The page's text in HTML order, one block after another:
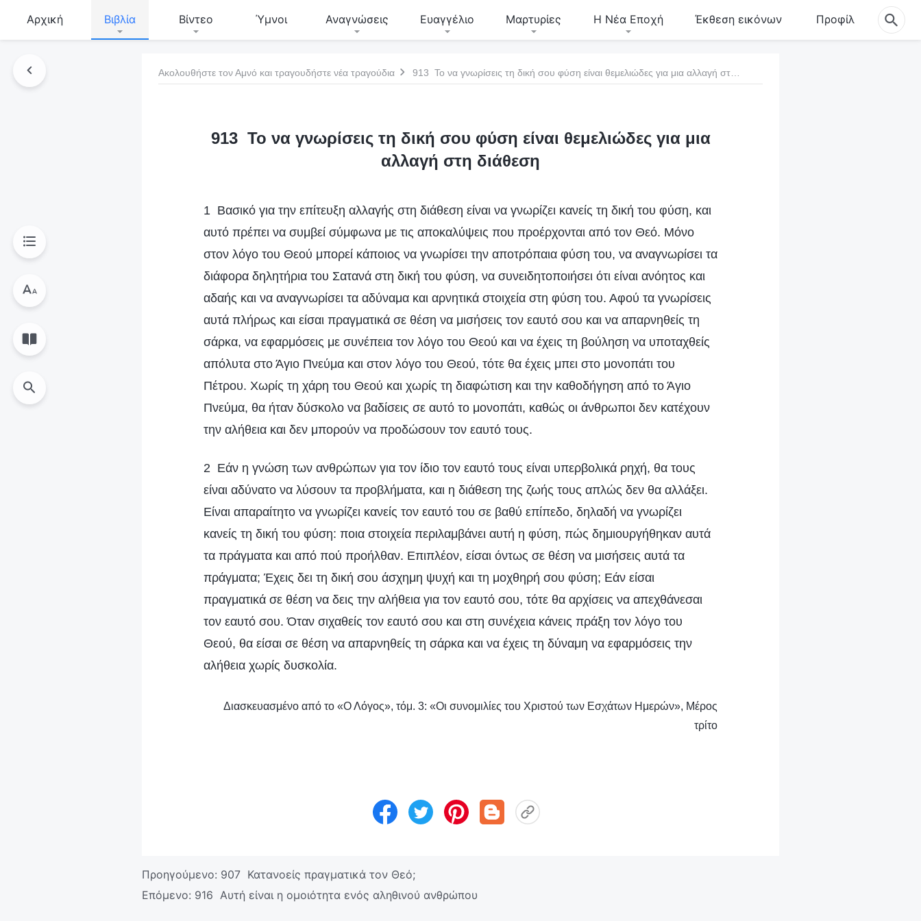
Αρχική Βιβλία Βίντεο Ύμνοι Αναγνώσεις Ευαγγέλιο Μαρτυρίες Η Νέα Εποχή Έκθεση εικόνων Προφίλ
Ακολουθήστε τον Αμνό και τραγουδήστε νέα τραγούδια
913 Το να γνωρίσεις τη δική σου φύση είναι θεμελιώδες για μια
αλλαγή στη διάθεση
1 Βασικό για την επίτευξη αλλαγής στη διάθεση είναι να γνωρίζει κανείς τη δική του φύση, και
αυτό πρέπει να συμβεί σύμφωνα με τις αποκαλύψεις που προέρχονται από τον Θεό. Μόνο
στον λόγο του Θεού μπορεί κάποιος να γνωρίσει την αποτρόπαια φύση του, να αναγνωρίσει τα
διάφορα δηλητήρια του Σατανά στη δική του φύση, να συνειδητοποιήσει ότι είναι ανόητος και
αδαής και να αναγνωρίσει τα αδύναμα και αρνητικά στοιχεία στη φύση του. Αφού τα γνωρίσεις
αυτά πλήρως και είσαι πραγματικά σε θέση να μισήσεις τον εαυτό σου και να απαρνηθείς τη
σάρκα, να εφαρμόσεις με συνέπεια τον λόγο του Θεού και να έχεις τη βούληση να υποταχθείς
απόλυτα στο Άγιο Πνεύμα και στον λόγο του Θεού, τότε θα έχεις μπει στο μονοπάτι του
Πέτρου. Χωρίς τη χάρη του Θεού και χωρίς τη διαφώτιση και την καθοδήγηση από το Άγιο
Πνεύμα, θα ήταν δύσκολο να βαδίσεις σε αυτό το μονοπάτι, καθώς οι άνθρωποι δεν κατέχουν
την αλήθεια και δεν μπορούν να προδώσουν τον εαυτό τους.
2 Εάν η γνώση των ανθρώπων για τον ίδιο τον εαυτό τους είναι υπερβολικά ρηχή, θα τους
είναι αδύνατο να λύσουν τα προβλήματα, και η διάθεση της ζωής τους απλώς δεν θα αλλάξει.
Είναι απαραίτητο να γνωρίζει κανείς τον εαυτό του σε βαθύ επίπεδο, δηλαδή να γνωρίζει
κανείς τη δική του φύση: ποια στοιχεία περιλαμβάνει αυτή η φύση, πώς δημιουργήθηκαν αυτά
τα πράγματα και από πού προήλθαν. Επιπλέον, είσαι όντως σε θέση να μισήσεις αυτά τα
πράγματα; Έχεις δει τη δική σου άσχημη ψυχή και τη μοχθηρή σου φύση; Εάν είσαι
πραγματικά σε θέση να δεις την αλήθεια για τον εαυτό σου, τότε θα αρχίσεις να απεχθάνεσαι
τον εαυτό σου. Όταν σιχαθείς τον εαυτό σου και στη συνέχεια κάνεις πράξη τον λόγο του
Θεού, θα είσαι σε θέση να απαρνηθείς τη σάρκα και να έχεις τη δύναμη να εφαρμόσεις την
αλήθεια χωρίς δυσκολία.
Διασκευασμένο από το «Ο Λόγος», τόμ. 3: «Οι συνομιλίες του Χριστού των Εσχάτων Ημερών», Μέρος
τρίτο
Προηγούμενο: 907 Κατανοείς πραγματικά τον Θεό;
Επόμενο: 916 Αυτή είναι η ομοιότητα ενός αληθινού ανθρώπου